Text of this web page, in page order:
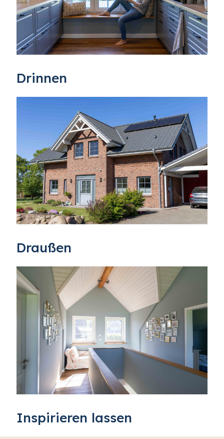
Drinnen
Draußen
Inspirieren lassen